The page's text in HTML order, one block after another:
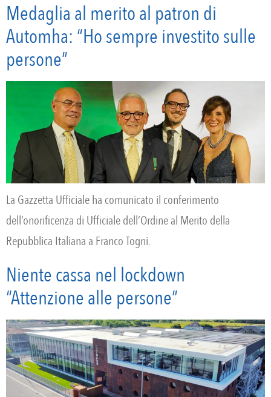
Medaglia al merito al patron di
Automha: “Ho sempre investito sulle
persone”
La Gazzetta Ufficiale ha comunicato il conferimento
dell’onorificenza di Ufficiale dell’Ordine al Merito della
Repubblica Italiana a Franco Togni.
Niente cassa nel lockdown
“Attenzione alle persone”